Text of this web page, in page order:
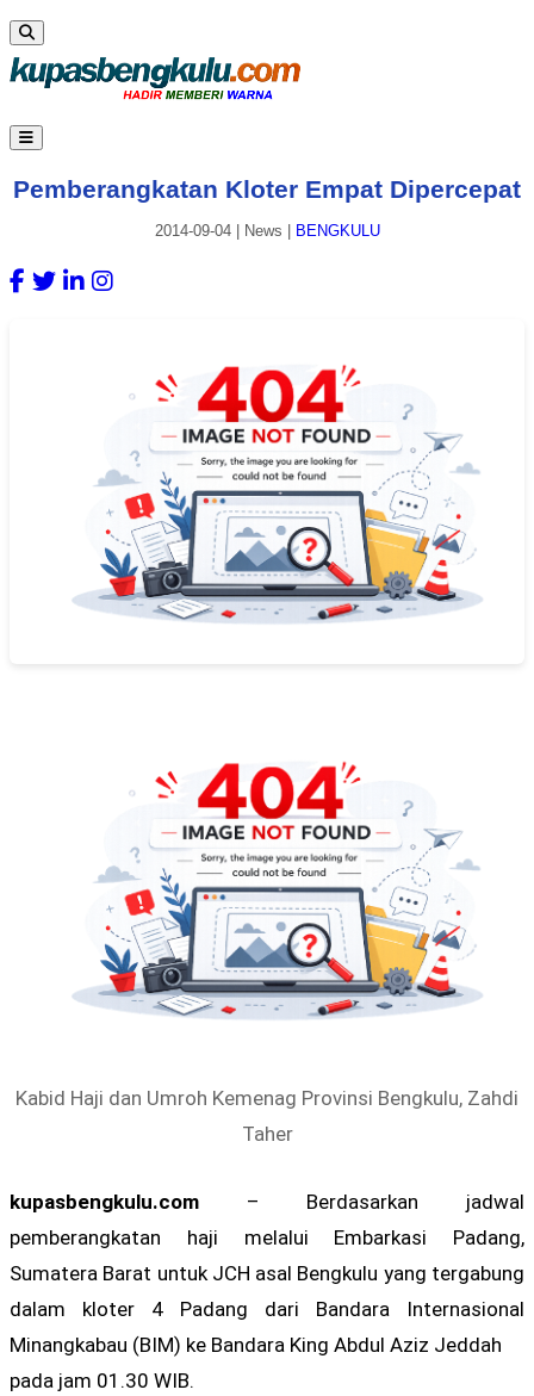
Pemberangkatan Kloter Empat Dipercepat
2014-09-04| News BENGKULU
Kabid Haji dan Umroh Kemenag Provinsi Bengkulu, Zahdi
Taher
kupasbengkulu.com – Berdasarkan jadwal
pemberangkatan haji melalui Embarkasi Padang,
Sumatera Barat untuk JCH asal Bengkulu yang tergabung
dalam kloter 4 Padang dari Bandara Internasional
Minangkabau (BIM) ke Bandara King Abdul Aziz Jeddah
pada jam 01.30 WIB.